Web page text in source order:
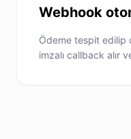
Webhook
Ödeme tespit edilip
imzalı callback alır